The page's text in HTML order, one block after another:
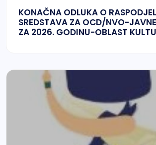
KONAČNA ODLUKA O
SREDSTAVA ZA OCD/NVO-
ZA 2026. GODINU-OBLAST